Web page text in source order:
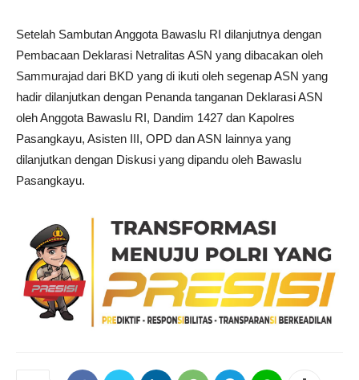
Setelah Sambutan Anggota Bawaslu RI dilanjutnya dengan
Pembacaan Deklarasi Netralitas ASN yang dibacakan oleh
Sammurajad dari BKD yang di ikuti oleh segenap ASN yang
hadir dilanjutkan dengan Penanda tanganan Deklarasi ASN
oleh Anggota Bawaslu RI, Dandim 1427 dan Kapolres
Pasangkayu, Asisten III, OPD dan ASN lainnya yang
dilanjutkan dengan Diskusi yang dipandu oleh Bawaslu
Pasangkayu.